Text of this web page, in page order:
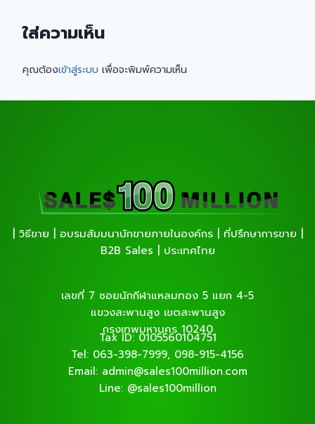
ใส่ความเห็น
คุณต้องเข้าสู่ระบบ เพื่อจะพิมพ์ความเห็น
| วิธีขาย | อบรมสัมมนานักขายภายในองค์กร | ที่ปรึกษาการขาย |
B2B Sales | ประเทศไทย
เลขที่ 7 ซอยนักกีฬาแหลมทอง 5 แยก 4-5
แขวงสะพานสูง เขตสะพานสูง
กรุงเทพมหานคร 10240
Tax ID: 0105560104751
Tel: 063-398-7999, 098-915-4156
Email: admin@sales100million.com
Line: @sales100million